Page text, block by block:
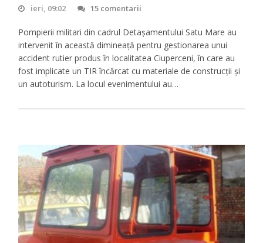
ieri, 09:02 15 comentarii
Pompierii militari din cadrul Detașamentului Satu Mare au
intervenit în această dimineață pentru gestionarea unui
accident rutier produs în localitatea Ciuperceni, în care au
fost implicate un TIR încărcat cu materiale de construcții și
un autoturism. La locul evenimentului au…